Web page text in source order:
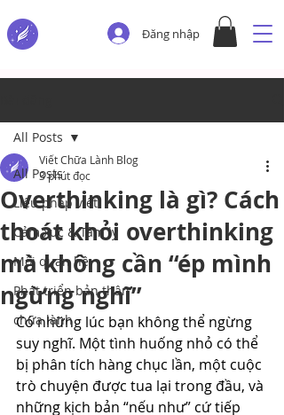
Đăng nhập
All Posts
Liệu pháp viết
Cảm xúc & Tâm lý
Mối quan hệ
Phát triển bản thân
chữa lành
All Posts
Overthinking là gì? Cách
thoát khỏi overthinking
mà không cần “ép mình
ngừng nghĩ”
Viết Chữa Lành Blog
3 phút đọc
Có những lúc bạn không thể ngừng
suy nghĩ. Một tình huống nhỏ có thể
bị phân tích hàng chục lần, một cuộc
trò chuyện được tua lại trong đầu, và
những kịch bản “nếu như” cứ tiếp